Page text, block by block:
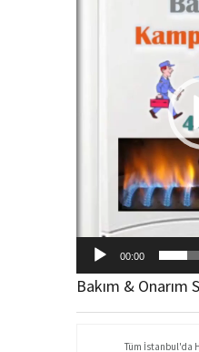
00:00
Bakım & Onarım
Tüm İstanbul'da